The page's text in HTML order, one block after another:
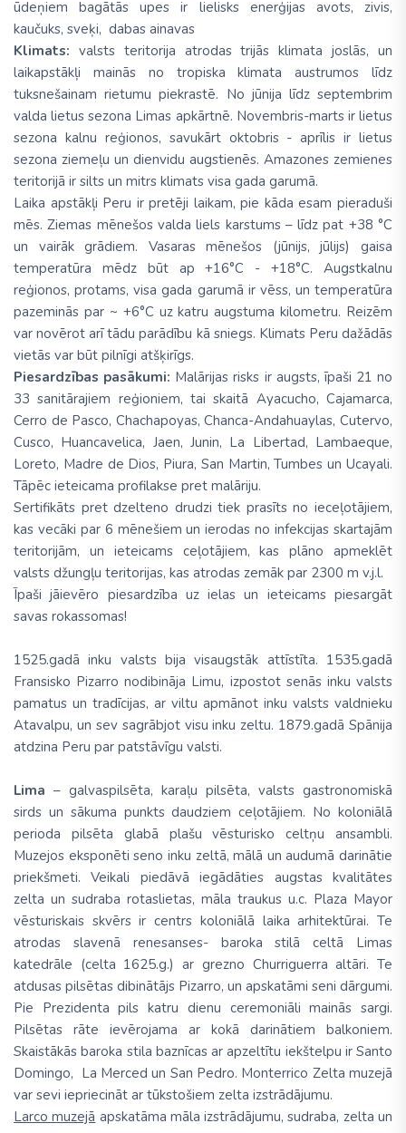
ūdeņiem bagātās upes ir lielisks enerģijas avots, zivis,
kaučuks, sveķi, dabas ainavas
Klimats: valsts teritorija atrodas trijās klimata joslās, un
laikapstākļi mainās no tropiska klimata austrumos līdz
tuksnešainam rietumu piekrastē. No jūnija līdz septembrim
valda lietus sezona Limas apkārtnē. Novembris-marts ir lietus
sezona kalnu reģionos, savukārt oktobris - aprīlis ir lietus
sezona ziemeļu un dienvidu augstienēs. Amazones zemienes
teritorijā ir silts un mitrs klimats visa gada garumā.
Laika apstākļi Peru ir pretēji laikam, pie kāda esam pieraduši
mēs. Ziemas mēnešos valda liels karstums – līdz pat +38 °C
un vairāk grādiem. Vasaras mēnešos (jūnijs, jūlijs) gaisa
temperatūra mēdz būt ap +16°C - +18°C. Augstkalnu
reģionos, protams, visa gada garumā ir vēss, un temperatūra
pazeminās par ~ +6°C uz katru augstuma kilometru. Reizēm
var novērot arī tādu parādību kā sniegs. Klimats Peru dažādās
vietās var būt pilnīgi atšķirīgs.
Piesardzības pasākumi: Malārijas risks ir augsts, īpaši 21 no
33 sanitārajiem reģioniem, tai skaitā Ayacucho, Cajamarca,
Cerro de Pasco, Chachapoyas, Chanca-Andahuaylas, Cutervo,
Cusco, Huancavelica, Jaen, Junin, La Libertad, Lambaeque,
Loreto, Madre de Dios, Piura, San Martin, Tumbes un Ucayali.
Tāpēc ieteicama profilakse pret malāriju.
Sertifikāts pret dzelteno drudzi tiek prasīts no ieceļotājiem,
kas vecāki par 6 mēnešiem un ierodas no infekcijas skartajām
teritorijām, un ieteicams ceļotājiem, kas plāno apmeklēt
valsts džungļu teritorijas, kas atrodas zemāk par 2300 m v.j.l.
Īpaši jāievēro piesardzība uz ielas un ieteicams piesargāt
savas rokassomas!
1525.gadā inku valsts bija visaugstāk attīstīta. 1535.gadā
Fransisko Pizarro nodibināja Limu, izpostot senās inku valsts
pamatus un tradīcijas, ar viltu apmānot inku valsts valdnieku
Atavalpu, un sev sagrābjot visu inku zeltu. 1879.gadā Spānija
atdzina Peru par patstāvīgu valsti.
Lima – galvaspilsēta, karaļu pilsēta, valsts gastronomiskā
sirds un sākuma punkts daudziem ceļotājiem. No koloniālā
perioda pilsēta glabā plašu vēsturisko celtņu ansambli.
Muzejos eksponēti seno inku zeltā, mālā un audumā darinātie
priekšmeti. Veikali piedāvā iegādāties augstas kvalitātes
zelta un sudraba rotaslietas, māla traukus u.c. Plaza Mayor
vēsturiskais skvērs ir centrs koloniālā laika arhitektūrai. Te
atrodas slavenā renesanses- baroka stilā celtā Limas
katedrāle (celta 1625.g.) ar grezno Churriguerra altāri. Te
atdusas pilsētas dibinātājs Pizarro, un apskatāmi seni dārgumi.
Pie Prezidenta pils katru dienu ceremoniāli mainās sargi.
Pilsētas rāte ievērojama ar kokā darinātiem balkoniem.
Skaistākās baroka stila baznīcas ar apzeltītu iekštelpu ir Santo
Domingo, La Merced un San Pedro. Monterrico Zelta muzejā
var sevi iepriecināt ar tūkstošiem zelta izstrādājumu.
Larco muzejā apskatāma māla izstrādājumu, sudraba, zelta un